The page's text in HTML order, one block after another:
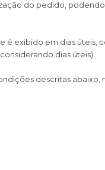
do pedido,
exibido em dias úteis,
dias úteis).
descritas